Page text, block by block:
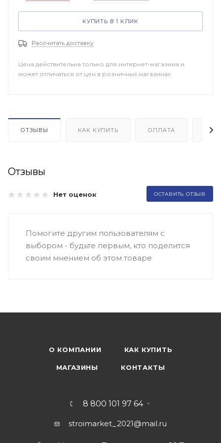
КУПИТЬ В 1 КЛИК
Рассчитать доставку
Цена действительна только для интернет-магазина и
может отличаться от цен в розничных магазинах
ОТЗЫВЫ КАК КУПИТЬ ОПЛАТА
Отзывы
Нет оценок ОСТАВИТЬ ОТЗЫВ
Помогите другим пользователям с
выбором - будьте первым, кто поделится
своим мнением об этом товаре
О КОМПАНИИ КАК КУПИТЬ
МАГАЗИНЫ КОНТАКТЫ
8 800 101 97 64
stroimarket_2021@mail.ru